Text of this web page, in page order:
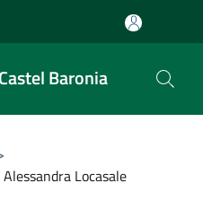
Baronia
Alessandra Locasale